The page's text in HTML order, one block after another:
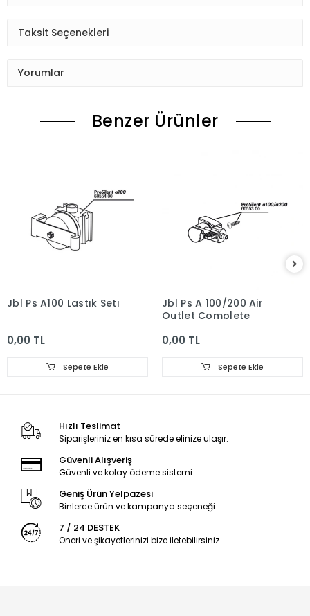
Taksit Seçenekleri
Yorumlar
Benzer Ürünler
Jbl Ps A100 Lastık Setı
0,00 TL
Sepete Ekle
Jbl Ps A 100/200 Air
Outlet Complete
0,00 TL
Sepete Ekle
Hızlı Teslimat
Siparişleriniz en kısa sürede elinize ulaşır.
Güvenli Alışveriş
Güvenli ve kolay ödeme sistemi
Geniş Ürün Yelpazesi
Binlerce ürün ve kampanya seçeneği
7 / 24 DESTEK
Öneri ve şikayetlerinizi bize iletebilirsiniz.